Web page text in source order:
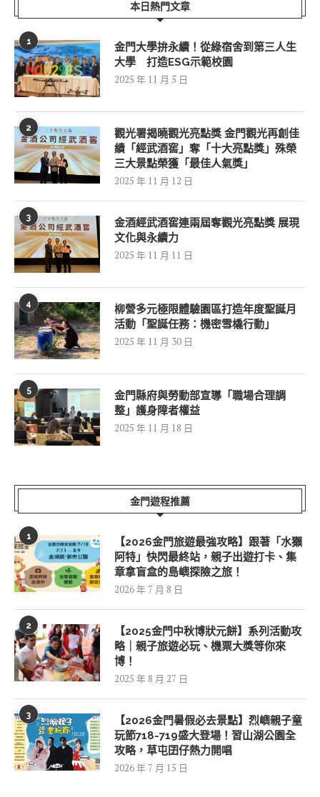
本日熱門文章
1
金門大學拚永續！從綠宿舍到第三人生
大學 打造ESG示範校園
2025 年 11 月 5 日
2
觀光署揭曉觀光亮點獎 金門觀光再創佳
績「經武酒窖」奪「十大亮點獎」殊榮
三大景點榮獲「最佳人氣獎」
2025 年 11 月 12 日
3
金酒經武酒窖連兩屆奪觀光亮點獎 展現
文化與永續力
2025 年 11 月 11 日
4
柳營多元極限體驗園區打造年度聖誕月
活動「聖誕任務：機密雪橇行動」
2025 年 11 月 30 日
5
金門縣府與勞動部宣導「職場合理調
整」護身障者權益
2025 年 11 月 18 日
金門遊程推薦
1
【2026金門旅遊最強攻略】跟著「水獺
阿特」快閃最終站，親子出遊打卡、集
章拿盲盒的島嶼探險之旅！
2026 年 7 月 8 日
2
【2025金門中秋博狀元餅】系列活動攻
略｜親子旅遊必玩、機票大獎等你來
博！
2025 年 8 月 27 日
3
【2026金門暑假必去景點】烈嶼親子童
玩節718-719盛大登場！習山湖公園全
攻略，草屯囝仔熱力開唱
2026 年 7 月 15 日